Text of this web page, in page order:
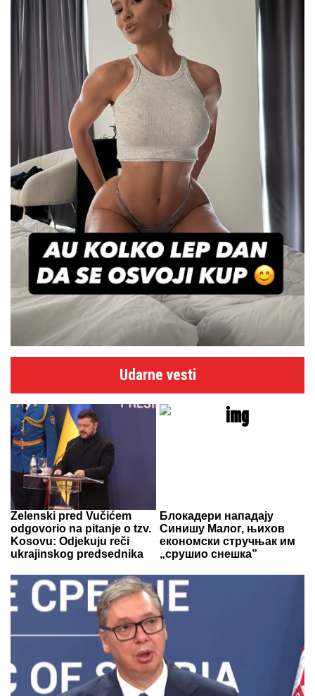
Udarne vesti
Zelenski pred Vučićem
odgovorio na pitanje o tzv.
Kosovu: Odjekuju reči
ukrajinskog predsednika
Блокадери нападају
Синишу Малог, њихов
економски стручњак им
„срушио снешка”